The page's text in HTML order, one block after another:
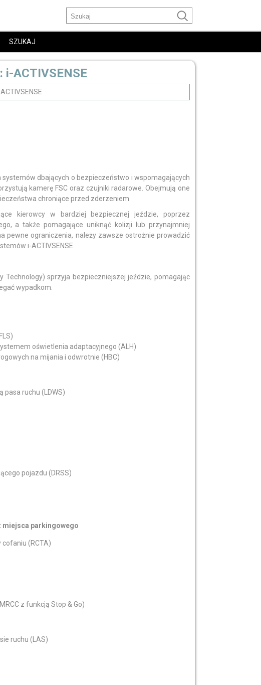
SZUKAJ
i-ACTIVSENSE
dbających o bezpieczeństwo i wspomagających
kamerę FSC oraz czujniki radarowe. Obejmują one
chroniące przed zderzeniem.
kierowcy w bardziej bezpiecznej jeździe, poprzez
a także pomagające uniknąć kolizji lub przynajmniej
pewne ograniczenia, należy zawsze ostrożnie prowadzić
i-ACTIVSENSE.
sprzyja bezpieczniejszej jeździe, pomagając
wypadkom.
oświetlenia adaptacyjnego (ALH)
na mijania i odwrotnie (HBC)
ruchu (LDWS)
pojazdu (DRSS)
miejsca parkingowego
(RCTA)
z funkcją Stop & Go)
ruchu (LAS)